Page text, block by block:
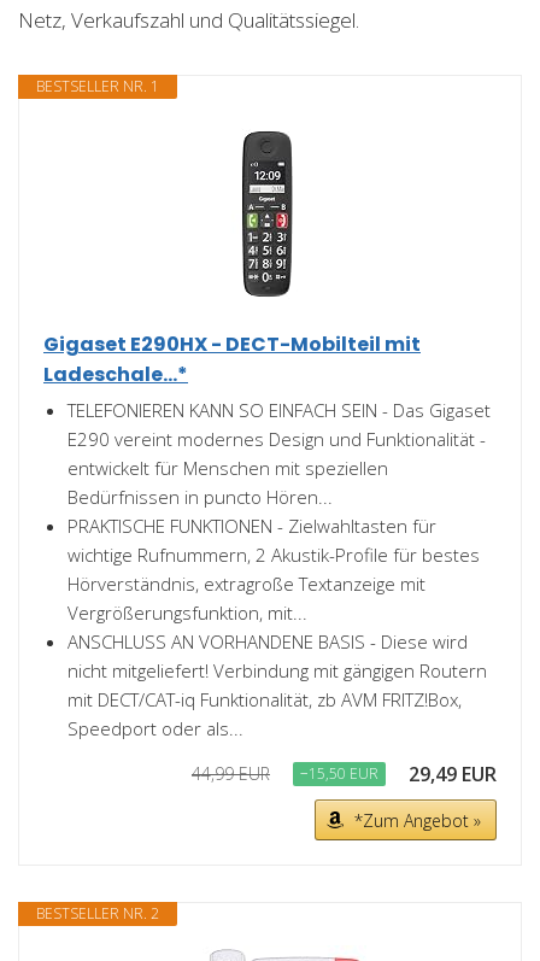
Netz, Verkaufszahl und Qualitätssiegel.
BESTSELLER NR. 1
Gigaset E290HX - DECT-Mobilteil mit
Ladeschale...*
TELEFONIEREN KANN SO EINFACH SEIN - Das Gigaset
E290 vereint modernes Design und Funktionalität -
entwickelt für Menschen mit speziellen
Bedürfnissen in puncto Hören...
PRAKTISCHE FUNKTIONEN - Zielwahltasten für
wichtige Rufnummern, 2 Akustik-Profile für bestes
Hörverständnis, extragroße Textanzeige mit
Vergrößerungsfunktion, mit...
ANSCHLUSS AN VORHANDENE BASIS - Diese wird
nicht mitgeliefert! Verbindung mit gängigen Routern
mit DECT/CAT-iq Funktionalität, zb AVM FRITZ!Box,
Speedport oder als...
44,99 EUR −15,50 EUR 29,49 EUR
*Zum Angebot »
BESTSELLER NR. 2